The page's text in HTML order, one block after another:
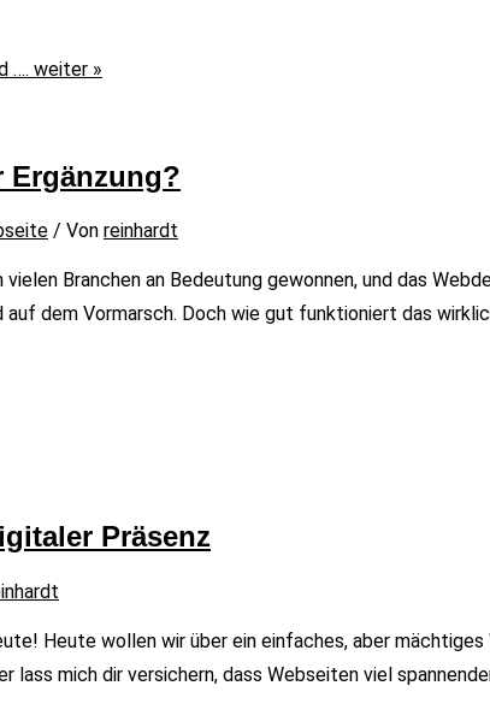
…. weiter »
Ergänzung?
/ Von reinhardt
Branchen an Bedeutung gewonnen, und das
dem Vormarsch. Doch wie gut funktioniert das
Präsenz
Heute wollen wir über ein einfaches, aber
mich dir versichern, dass Webseiten viel